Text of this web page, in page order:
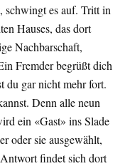
schwingt es auf. Tritt in
Hauses, das dort
Nachbarschaft,
Fremder begrüßt dich
du gar nicht mehr fort.
Denn alle neun
ein «Gast» ins Slade
oder sie ausgewählt,
findet sich dort